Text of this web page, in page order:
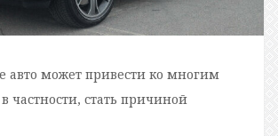
авто может привести ко многим
частности, стать причиной